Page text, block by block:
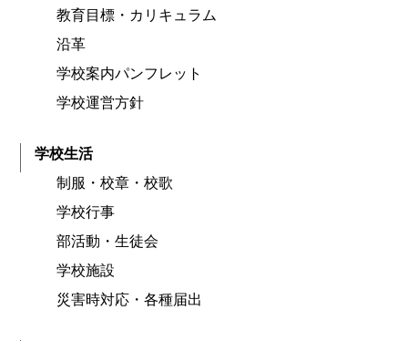
教育目標・カリキュラム
沿革
学校案内パンフレット
学校運営方針
学校生活
制服・校章・校歌
学校行事
部活動・生徒会
学校施設
災害時対応・各種届出